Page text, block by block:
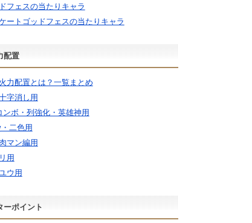
フェスの当たりキャラ
ートゴッドフェスの当たりキャラ
配置
力配置とは？一覧まとめ
字消し用
ンボ・列強化・英雄神用
二色用
マン編用
用
ウ用
ーポイント